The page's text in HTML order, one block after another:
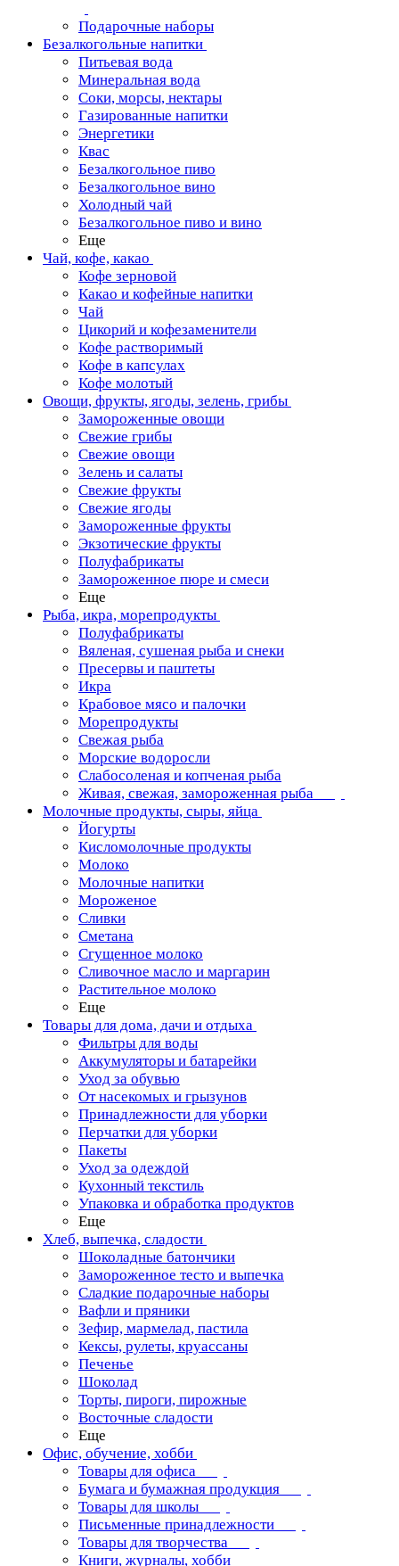
Подарочные наборы
Безалкогольные напитки
Питьевая вода
Минеральная вода
Соки, морсы, нектары
Газированные напитки
Энергетики
Квас
Безалкогольное пиво
Безалкогольное вино
Холодный чай
Безалкогольное пиво и вино
Еще
Чай, кофе, какао
Кофе зерновой
Какао и кофейные напитки
Чай
Цикорий и кофезаменители
Кофе растворимый
Кофе в капсулах
Кофе молотый
Овощи, фрукты, ягоды, зелень, грибы
Замороженные овощи
Свежие грибы
Свежие овощи
Зелень и салаты
Свежие фрукты
Свежие ягоды
Замороженные фрукты
Экзотические фрукты
Полуфабрикаты
Замороженное пюре и смеси
Еще
Рыба, икра, морепродукты
Полуфабрикаты
Вяленая, сушеная рыба и снеки
Пресервы и паштеты
Икра
Крабовое мясо и палочки
Морепродукты
Свежая рыба
Морские водоросли
Слабосоленая и копченая рыба
Живая, свежая, замороженная рыба
Молочные продукты, сыры, яйца
Йогурты
Кисломолочные продукты
Молоко
Молочные напитки
Мороженое
Сливки
Сметана
Сгущенное молоко
Сливочное масло и маргарин
Растительное молоко
Еще
Товары для дома, дачи и отдыха
Фильтры для воды
Аккумуляторы и батарейки
Уход за обувью
От насекомых и грызунов
Принадлежности для уборки
Перчатки для уборки
Пакеты
Уход за одеждой
Кухонный текстиль
Упаковка и обработка продуктов
Еще
Хлеб, выпечка, сладости
Шоколадные батончики
Замороженное тесто и выпечка
Сладкие подарочные наборы
Вафли и пряники
Зефир, мармелад, пастила
Кексы, рулеты, круассаны
Печенье
Шоколад
Торты, пироги, пирожные
Восточные сладости
Еще
Офис, обучение, хобби
Товары для офиса
Бумага и бумажная продукция
Товары для школы
Письменные принадлежности
Товары для творчества
Книги, журналы, хобби